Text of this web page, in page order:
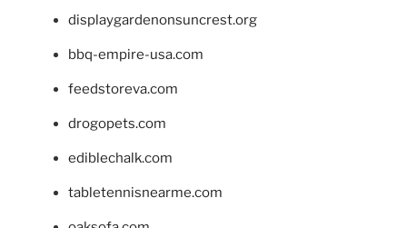
displaygardenonsuncrest.org
bbq-empire-usa.com
feedstoreva.com
drogopets.com
ediblechalk.com
tabletennisnearme.com